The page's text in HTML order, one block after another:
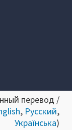
перевод /
, Русский,
Українська)